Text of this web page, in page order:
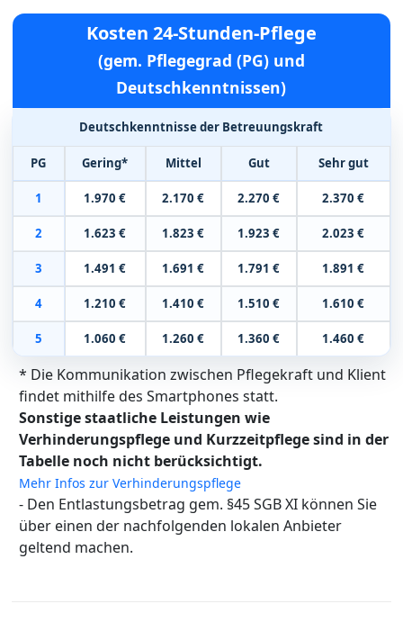
Kosten 24-Stunden-Pflege
(gem. Pflegegrad (PG) und
Deutschkenntnissen)
Deutschkenntnisse der Betreuungskraft
PG Gering* Mittel Gut Sehr gut
1 1.970 € 2.170 € 2.270 € 2.370 €
2 1.623 € 1.823 € 1.923 € 2.023 €
3 1.491 € 1.691 € 1.791 € 1.891 €
4 1.210 € 1.410 € 1.510 € 1.610 €
5 1.060 € 1.260 € 1.360 € 1.460 €
* Die Kommunikation zwischen Pflegekraft und Klient
findet mithilfe des Smartphones statt.
Sonstige staatliche Leistungen wie
Verhinderungspflege und Kurzzeitpflege sind in der
Tabelle noch nicht berücksichtigt.
Mehr Infos zur Verhinderungspflege
- Den Entlastungsbetrag gem. §45 SGB XI können Sie
über einen der nachfolgenden lokalen Anbieter
geltend machen.